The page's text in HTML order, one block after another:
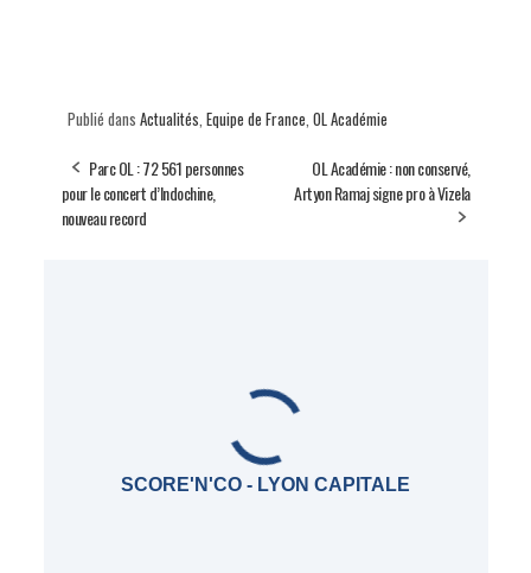
Publié dans Actualités Equipe de France OL Académie
Parc OL : 72 561 personnes
pour le concert d’Indochine,
nouveau record
OL Académie : non conservé,
Artyon Ramaj signe pro à Vizela
SCORE'N'CO - LYON CAPITALE